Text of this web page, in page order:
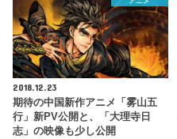
2018.12.23
期待の中国新作アニメ「雾山五
行」新PV公開と、「大理寺日
志」の映像も少し公開